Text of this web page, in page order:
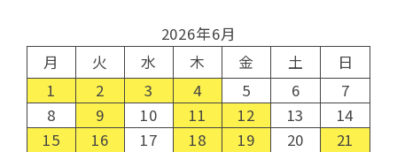
2026年6月
月
火 水 木 金 土
日
1
2 3 4 5 6
7
8
9 10 11 12 13
14
15
16 17 18 19 20
21